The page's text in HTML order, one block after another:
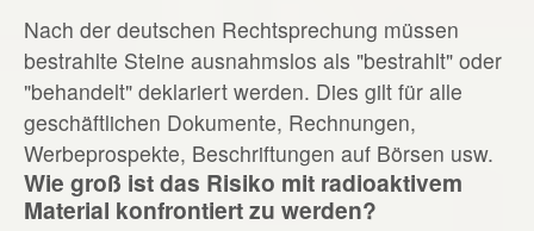
Nach der deutschen Rechtsprechung müssen
bestrahlte Steine ausnahmslos als "bestrahlt" oder
"behandelt" deklariert werden. Dies gilt für alle
geschäftlichen Dokumente, Rechnungen,
Werbeprospekte, Beschriftungen auf Börsen usw.
Wie groß ist das Risiko mit radioaktivem
Material konfrontiert zu werden?